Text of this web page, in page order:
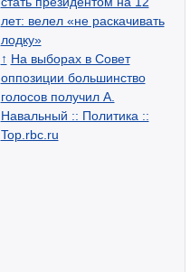
лет: велел «не раскачивать
лодку»
↑ На выборах в Совет
оппозиции большинство
голосов получил А.
Навальный :: Политика ::
Top.rbc.ru